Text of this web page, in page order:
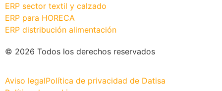
ERP sector textil y calzado
ERP para HORECA
ERP distribución alimentación
© 2026 Todos los derechos reservados
Aviso legalPolítica de privacidad de Datisa